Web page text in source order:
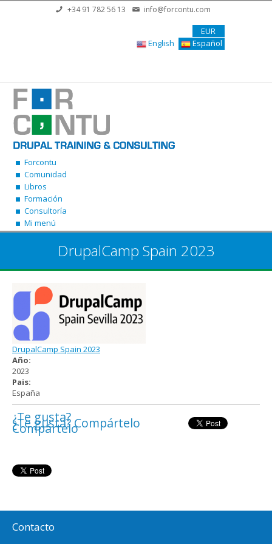
Pasar al contenido principal
+34 91 782 56 13 info@forcontu.com
EUR
English
Español
Forcontu
Comunidad
Libros
Formación
Consultoría
Mi menú
DrupalCamp Spain 2023
DrupalCamp Spain 2023
Año:
2023
Pais:
España
¿Te gusta?
Compártelo
¿Te gusta? Compártelo
Contacto